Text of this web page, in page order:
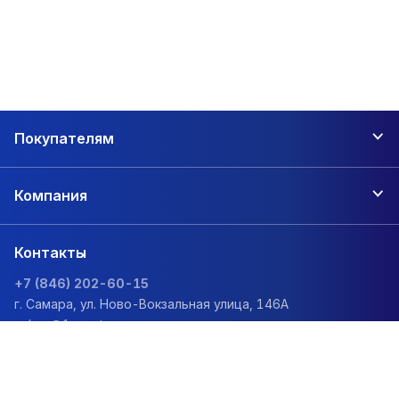
Покупателям
Компания
Контакты
+7 (846) 202-60-15
г. Самара, ул. Ново-Вокзальная улица, 146А
zakaz@1sc.saturn-r.ru